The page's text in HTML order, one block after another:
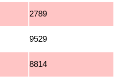
2789
9529
8814